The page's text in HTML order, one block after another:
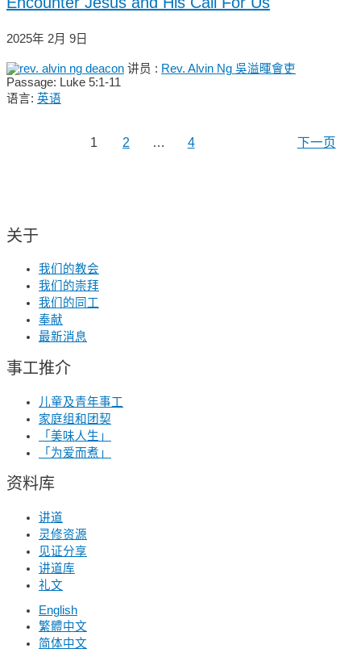
2025年 2月 9日
讲员 : Rev. Alvin Ng 吳溢暉會吏
Passage: Luke 5:1-11
语言: 英语
1 2 … 4 下一页
关于
我们的教会
我们的崇拜
我们的同工
奉献
最新消息
事工推介
儿童及青年事工
家庭组和团契
「美味人生」
「为爱而煮」
资料库
讲道
灵修资源
见证分享
讲道库
礼文
English
繁體中文
简体中文